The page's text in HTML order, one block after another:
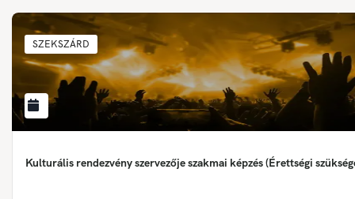
SZEKSZÁRD
Kulturális rendezvény szervezője szakmai képzés (Érettségi